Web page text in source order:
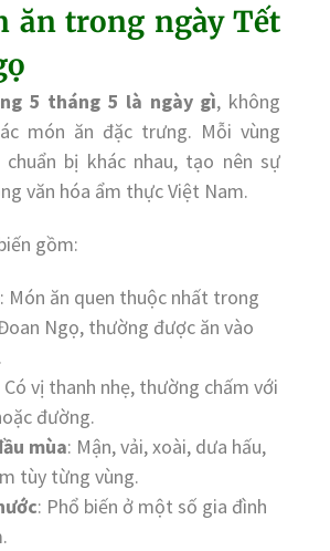
ăn trong ngày Tết
5 tháng 5 là ngày gì, không
món ăn đặc trưng. Mỗi vùng
chuẩn bị khác nhau, tạo nên sự
văn hóa ẩm thực Việt Nam.
gồm:
: Món ăn quen thuộc nhất trong
Ngọ, thường được ăn vào
Có vị thanh nhẹ, thường chấm với
đường.
mùa: Mận, vải, xoài, dưa hấu,
tùy từng vùng.
: Phổ biến ở một số gia đình